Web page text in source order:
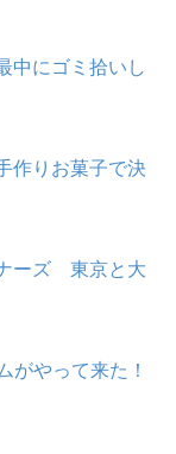
中にゴミ拾いし
作りお菓子で決
ーズ 東京と大
がやって来た！